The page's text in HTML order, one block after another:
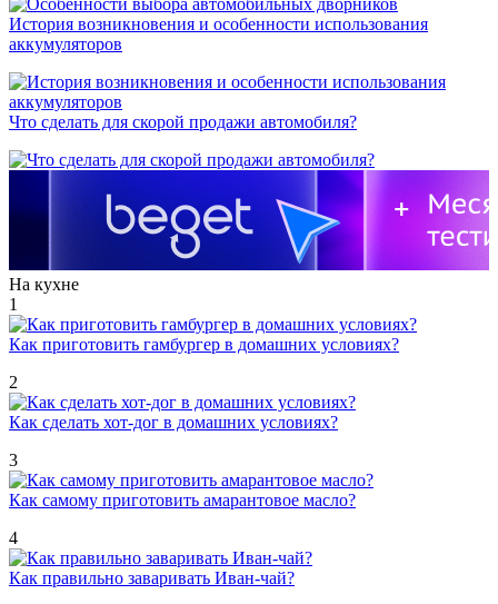
История возникновения и особенности использования
аккумуляторов
Что сделать для скорой продажи автомобиля?
На кухне
1
Как приготовить гамбургер в домашних условиях?
2
Как сделать хот-дог в домашних условиях?
3
Как самому приготовить амарантовое масло?
4
Как правильно заваривать Иван-чай?